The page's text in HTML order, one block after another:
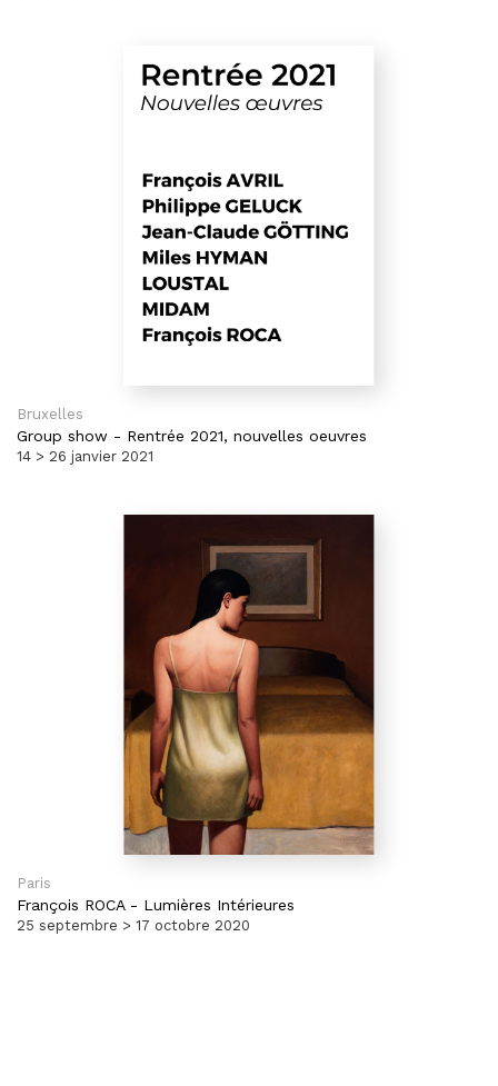
Bruxelles
Group show - Rentrée 2021, nouvelles oeuvres
14 > 26 janvier 2021
Paris
François ROCA - Lumières Intérieures
25 septembre > 17 octobre 2020